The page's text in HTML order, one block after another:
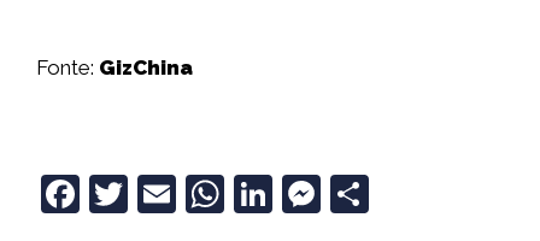
Fonte: GizChina
F
T
E
W Li M